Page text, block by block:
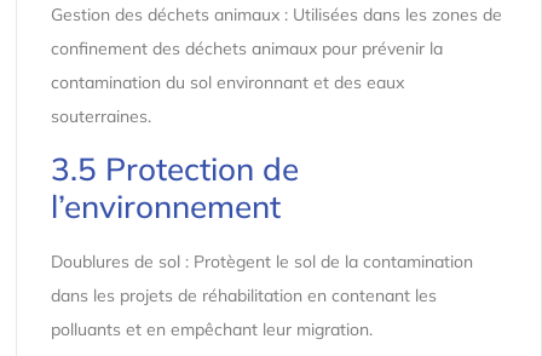
Gestion des déchets animaux : Utilisées dans les zones de
confinement des déchets animaux pour prévenir la
contamination du sol environnant et des eaux
souterraines.
3.5 Protection de
l’environnement
Doublures de sol : Protègent le sol de la contamination
dans les projets de réhabilitation en contenant les
polluants et en empêchant leur migration.